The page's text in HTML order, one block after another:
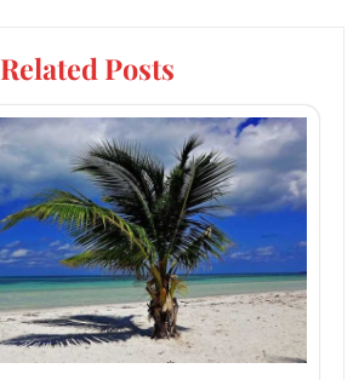
Related Posts